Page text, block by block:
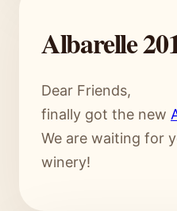
Albarelle
Dear Friends,
finally got the new
We are waiting for
winery!